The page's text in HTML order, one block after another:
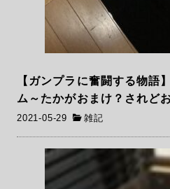
【ガンプラに奮闘する物語
ム～たかがおまけ？されど
2021-05-29 雑記